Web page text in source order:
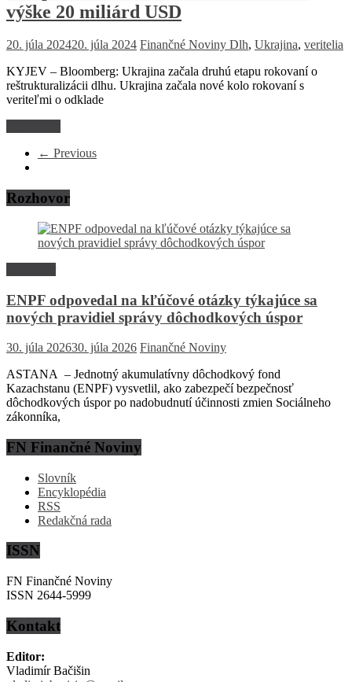
výške 20 miliárd USD
20. júla 202420. júla 2024 Finančné Noviny Dlh, Ukrajina, veritelia
KYJEV – Bloomberg: Ukrajina začala druhú etapu rokovaní o
reštrukturalizácii dlhu. Ukrajina začala nové kolo rokovaní s
veriteľmi o odklade
← Previous
Rozhovor
ENPF odpovedal na kľúčové otázky týkajúce sa
nových pravidiel správy dôchodkových úspor
30. júla 202630. júla 2026 Finančné Noviny
ASTANA – Jednotný akumulatívny dôchodkový fond
Kazachstanu (ENPF) vysvetlil, ako zabezpečí bezpečnosť
dôchodkových úspor po nadobudnutí účinnosti zmien Sociálneho
zákonníka,
FN Finančné Noviny
Slovník
Encyklopédia
RSS
Redakčná rada
ISSN
FN Finančné Noviny
ISSN 2644-5999
Kontakt
Editor:
Vladimír Bačišin